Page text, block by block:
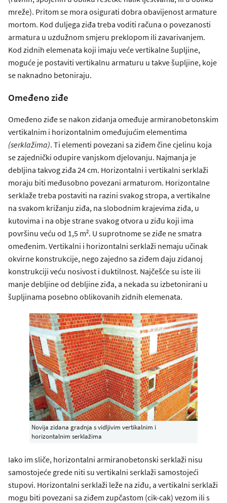
mreže). Pritom se mora osigurati dobra obavijenost armature
mortom. Kod duljega ziđa treba voditi računa o povezanosti
armatura u uzdužnom smjeru preklopom ili zavarivanjem.
Kod zidnih elemenata koji imaju veće vertikalne šupljine,
moguće je postaviti vertikalnu armaturu u takve šupljine, koje
se naknadno betoniraju.
Omeđeno ziđe
Omeđeno ziđe se nakon zidanja omeđuje armiranobetonskim
vertikalnim i horizontalnim omeđujućim elementima
(serklažima). Ti elementi povezani sa ziđem čine cjelinu koja
se zajednički odupire vanjskom djelovanju. Najmanja je
debljina takvog ziđa 24 cm. Horizontalni i vertikalni serklaži
moraju biti međusobno povezani armaturom. Horizontalne
serklaže treba postaviti na razini svakog stropa, a vertikalne
na svakom križanju ziđa, na slobodnim krajevima ziđa, u
kutovima i na obje strane svakog otvora u ziđu koji ima
površinu veću od 1,5 m2. U suprotnome se ziđe ne smatra
omeđenim. Vertikalni i horizontalni serklaži nemaju učinak
okvirne konstrukcije, nego zajedno sa ziđem daju zidanoj
konstrukciji veću nosivost i duktilnost. Najčešće su iste ili
manje debljine od debljine ziđa, a nekada su izbetonirani u
šupljinama posebno oblikovanih zidnih elemenata.
Novija zidana gradnja s vidljivim vertikalnim i
horizontalnim serklažima
Iako im sliče, horizontalni armiranobetonski serklaži nisu
samostojeće grede niti su vertikalni serklaži samostojeći
stupovi. Horizontalni serklaži leže na ziđu, a vertikalni serklaži
mogu biti povezani sa ziđem zupčastom (cik-cak) vezom ili s